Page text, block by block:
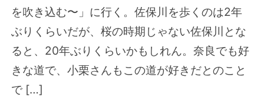
を吹き込む〜」に行く。佐保川を歩くのは2年
ぶりくらいだが、桜の時期じゃない佐保川とな
ると、20年ぶりくらいかもしれん。奈良でも好
きな道で、小栗さんもこの道が好きだとのこと
で […]